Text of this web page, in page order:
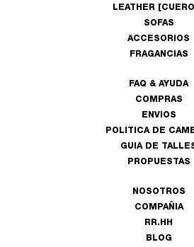
LEATHER
SOFAS
ACCESORIOS
FRAGANCIAS
FAQ & AYUDA
COMPRAS
ENVIOS
POLITICA DE
GUIA DE
PROPUESTAS
NOSOTROS
COMPAÑIA
RR.HH
BLOG